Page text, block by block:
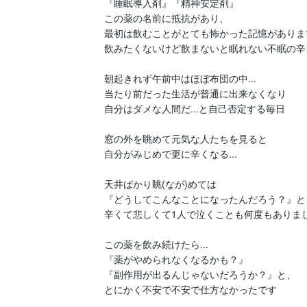
『睡眠導入剤』『精神安定剤』
この薬の名前に抵抗があり、
最初は飲むことがとても怖かった記憶があり
飲みたくないけど飲まないと眠れない不眠の辛
朝起きれず午前中はほぼ布団の中...
当たり前だった生活が普通に出来なくなり
自分はダメな人間だ...と自己否定する毎日
窓の外を眺めて元気な人たちを見ると
自分がみじめで更に辛くなる...
天井ばかり眺(なが)めては
『どうしてこんなことになったんだろう？』と
辛くて悲しくて1人で泣くことも何度もありま
この薬を飲み続けたら...
『薬がやめられなくなるかも？』
『副作用が出るんじゃないだろうか？』と、
とにかく不安で不安で仕方なかったです